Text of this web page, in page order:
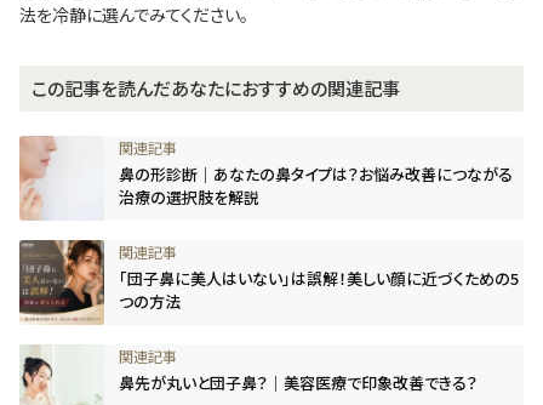
法を冷静に選んでみてください。
この記事を読んだあなたにおすすめの関連記事
鼻の形診断｜あなたの鼻タイプは？お悩み改善につながる
治療の選択肢を解説
「団子鼻に美人はいない」は誤解！美しい顔に近づくための5
つの方法
鼻先が丸いと団子鼻？｜美容医療で印象改善できる？